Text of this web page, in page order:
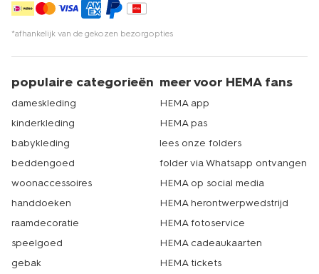
*afhankelijk van de gekozen bezorgopties
populaire categorieën
dameskleding
kinderkleding
babykleding
beddengoed
woonaccessoires
handdoeken
raamdecoratie
speelgoed
gebak
meer voor HEMA fans
HEMA app
HEMA pas
lees onze folders
folder via Whatsapp ontvangen
HEMA op social media
HEMA herontwerpwedstrijd
HEMA fotoservice
HEMA cadeaukaarten
HEMA tickets